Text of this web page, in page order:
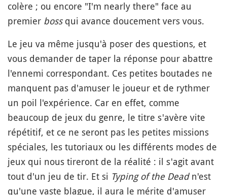
colère ; ou encore "I'm nearly there" face au
premier boss qui avance doucement vers vous.
Le jeu va même jusqu'à poser des questions, et
vous demander de taper la réponse pour abattre
l'ennemi correspondant. Ces petites boutades ne
manquent pas d'amuser le joueur et de rythmer
un poil l'expérience. Car en effet, comme
beaucoup de jeux du genre, le titre s'avère vite
répétitif, et ce ne seront pas les petites missions
spéciales, les tutoriaux ou les différents modes de
jeux qui nous tireront de la réalité : il s'agit avant
tout d'un jeu de tir. Et si Typing of the Deadn'est
qu'une vaste blague, il aura le mérite d'amuser